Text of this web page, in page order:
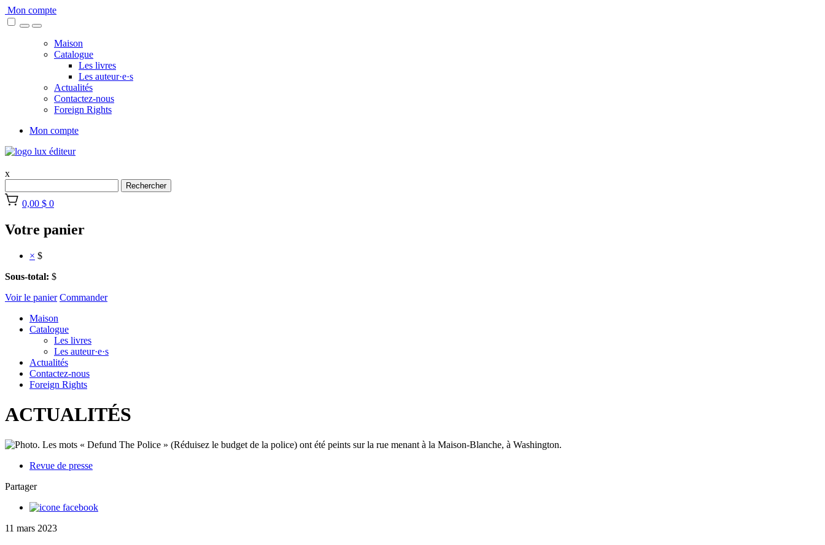
Skip
to
Mon compte
Maison
Catalogue
Les livres
Les auteur·e·s
Actualités
Contactez-nous
Foreign Rights
Mon compte
x
Rechercher
0,00 $ 0
Votre panier
× $
Sous-total: $
Voir le panier Commander
Maison
Catalogue
Les livres
Les auteur·e·s
Actualités
Contactez-nous
Foreign Rights
ACTUALITÉS
Revue de presse
Partager
11 mars 2023